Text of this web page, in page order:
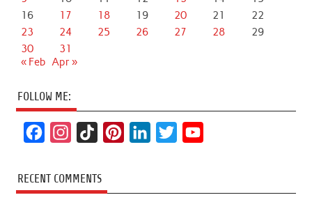
16
17 18 19 20 21
22
23
24 25 26 27 28
29
30
31
« Feb Apr »
FOLLOW ME:
c
e
s
t
k
T
t
k
t
T
RECENT COMMENTS